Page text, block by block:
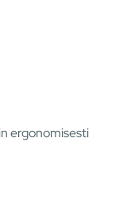
ergonomisesti